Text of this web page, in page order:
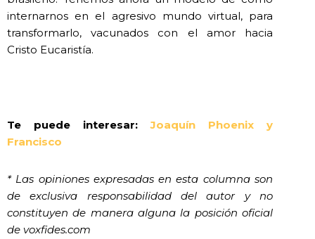
internarnos en el agresivo mundo virtual, para
transformarlo, vacunados con el amor hacia
Cristo Eucaristía.
Te puede interesar:Joaquín Phoenix y
Francisco
* Las opiniones expresadas en esta columna son
de exclusiva responsabilidad del autor y no
constituyen de manera alguna la posición oficial
de voxfides.com